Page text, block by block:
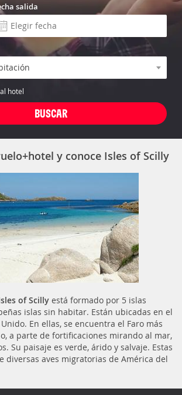
salida
hotel
y conoce Isles of Scilly
of Scilly está formado por 5 islas
islas sin habitar. Están ubicadas en el
En ellas, se encuentra el Faro más
a parte de fortificaciones mirando al mar,
Su paisaje es verde, árido y salvaje. Estas
diversas aves migratorias de América del